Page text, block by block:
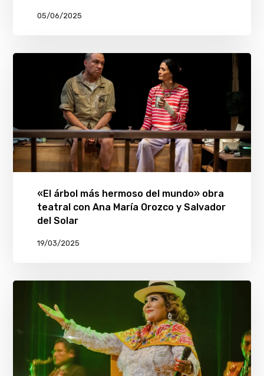
05/06/2025
«El árbol más hermoso del mundo» obra
teatral con Ana María Orozco y Salvador
del Solar
19/03/2025